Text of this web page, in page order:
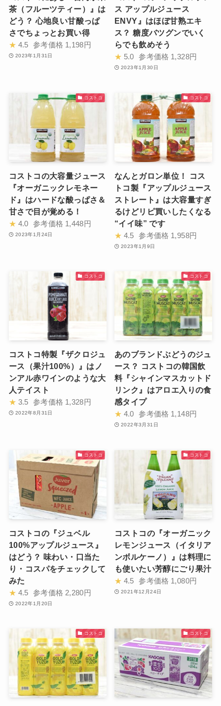
茶（フルーツティー）』は
どう？ 心地良い甘酸っぱ
さでちょっとお買い得
★ 4.5 参考価格 1,198円
2023年1月31日
ス アップルジュース
ENVY』はほぼ甘熟エキ
ス？ 糖度バツグンでいく
らでも飲めそう
★ 5.0 参考価格 1,328円
2023年1月30日
コストコ
コストコの大容量ジュース
『オーガニックレモネー
ド』はハードな酸っぱさ＆
甘さで目が覚める！
★ 4.0 参考価格 1,448円
2023年1月24日
コストコ
なんとガロン単位！ コス
トコ製『アップルジュース
ストレート』は大容量すぎ
るけどリピ買いしたくなる
“イイ味” です
★ 4.5 参考価格 1,958円
2023年1月9日
コストコ
コストコ特製『ザクロジュ
ース（果汁100%）』はノ
ンアル赤ワインのような大
人テイスト
★ 3.5 参考価格 1,328円
2022年8月31日
コストコ
あのブランドぶどうのジュ
ース？ コストコの韓国飲
料『シャインマスカットド
リンク』はアロエ入りの食
感タイプ
★ 4.0 参考価格 1,148円
2022年3月31日
コストコ
コストコの『ジュベル
100%アップルジュース』
はどう？ 味わい・口当た
り・コスパをチェックして
みた
★ 4.5 参考価格 2,280円
2022年1月20日
コストコ
コストコの『オーガニック
レモンジュース（イタリア
ンボルケーノ）』は料理に
も使いたい芳醇にごり果汁
★ 4.5 参考価格 1,080円
2021年12月24日
コストコ コストコ